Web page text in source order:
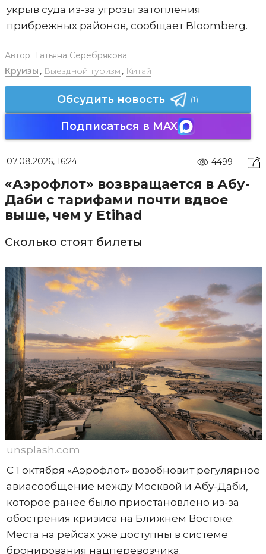
укрыв суда из-за угрозы затопления
прибрежных районов, сообщает Bloomberg.
Автор: Татьяна Серебрякова
Круизы , Выездной туризм , Китай
Обсудить новость (1)
Подписаться в MAX
07.08.2026, 16:24 4499
«Аэрофлот» возвращается в Абу-
Даби с тарифами почти вдвое
выше, чем у Etihad
Сколько стоят билеты
unsplash.com
С 1 октября «Аэрофлот» возобновит регулярное
авиасообщение между Москвой и Абу-Даби,
которое ранее было приостановлено из-за
обострения кризиса на Ближнем Востоке.
Места на рейсах уже доступны в системе
бронирования нацперевозчика.